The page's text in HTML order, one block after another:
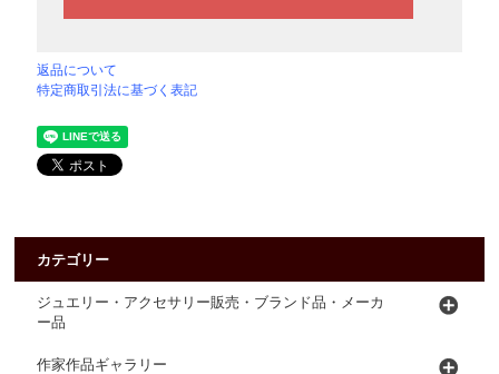
返品について
特定商取引法に基づく表記
カテゴリー
ジュエリー・アクセサリー販売・ブランド品・メーカ
ー品
作家作品ギャラリー